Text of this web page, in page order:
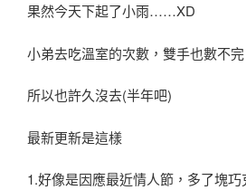
果然今天下起了小雨……XD
小弟去吃溫室的次數，雙手也數不完
所以也許久沒去(半年吧)
最新更新是這樣
1.好像是因應最近情人節，多了塊